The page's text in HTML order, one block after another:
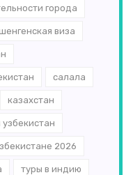
города
виза
салала
казахстан
2026
туры в индию